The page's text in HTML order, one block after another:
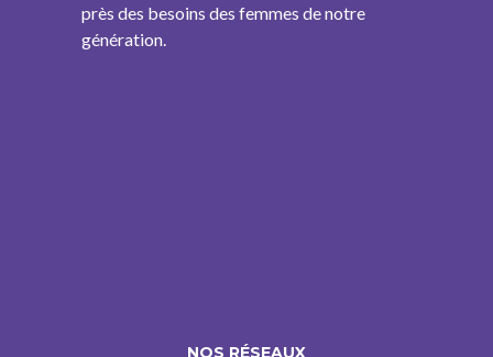
près des besoins des femmes de notre
génération.
NOS RÉSEAUX